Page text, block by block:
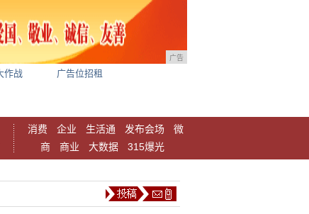
广告
作战 广告位招租
消费 企业 生活通 发布会场
微
商
商业 大数据 315爆光